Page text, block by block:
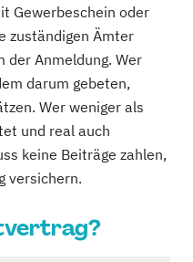
Gewerbeschein oder
zuständigen Ämter
der Anmeldung. Wer
darum gebeten,
Wer weniger als
und real auch
keine Beiträge zahlen,
versichern.